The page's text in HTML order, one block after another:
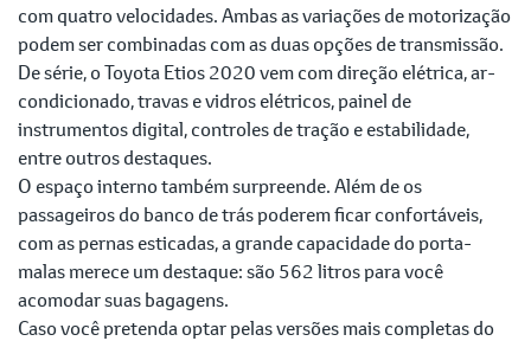
com quatro velocidades. Ambas as variações de motorização
podem ser combinadas com as duas opções de transmissão.
De série, o Toyota Etios 2020 vem com direção elétrica, ar-
condicionado, travas e vidros elétricos, painel de
instrumentos digital, controles de tração e estabilidade,
entre outros destaques.
O espaço interno também surpreende. Além de os
passageiros do banco de trás poderem ficar confortáveis,
com as pernas esticadas, a grande capacidade do porta-
malas merece um destaque: são 562 litros para você
acomodar suas bagagens.
Caso você pretenda optar pelas versões mais completas do